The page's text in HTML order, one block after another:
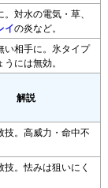
。対水の電気・草、
イの炎など。
い相手に。氷タイプ
うには無効。
解説
技。高威力・命中不
技。怯みは狙いにく